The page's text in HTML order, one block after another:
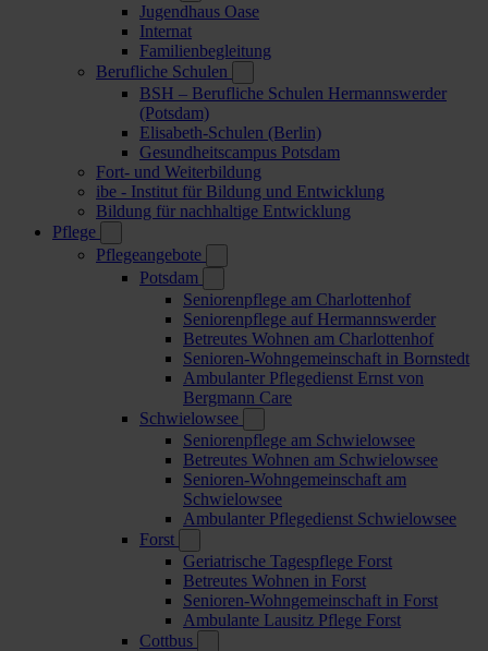
Jugendhaus Oase
Internat
Familienbegleitung
Berufliche Schulen
BSH – Berufliche Schulen Hermannswerder
(Potsdam)
Elisabeth-Schulen (Berlin)
Gesundheitscampus Potsdam
Fort- und Weiterbildung
ibe - Institut für Bildung und Entwicklung
Bildung für nachhaltige Entwicklung
Pflege
Pflegeangebote
Potsdam
Seniorenpflege am Charlottenhof
Seniorenpflege auf Hermannswerder
Betreutes Wohnen am Charlottenhof
Senioren-Wohngemeinschaft in Bornstedt
Ambulanter Pflegedienst Ernst von
Bergmann Care
Schwielowsee
Seniorenpflege am Schwielowsee
Betreutes Wohnen am Schwielowsee
Senioren-Wohngemeinschaft am
Schwielowsee
Ambulanter Pflegedienst Schwielowsee
Forst
Geriatrische Tagespflege Forst
Betreutes Wohnen in Forst
Senioren-Wohngemeinschaft in Forst
Ambulante Lausitz Pflege Forst
Cottbus